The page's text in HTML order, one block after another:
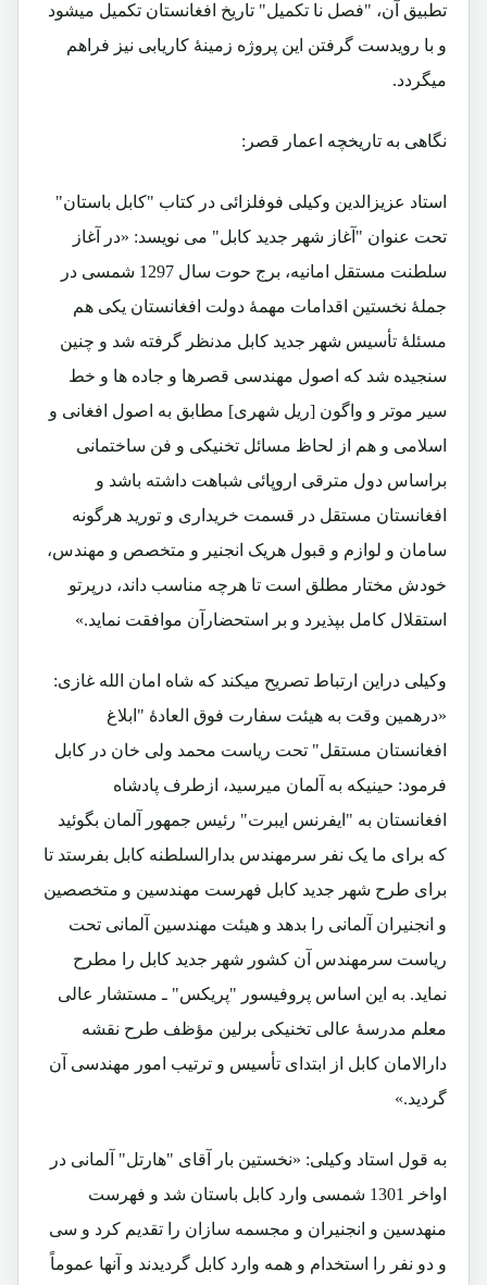
تطبیق آن، "فصل نا تکمیل" تاریخ افغانستان تکمیل میشود
و با رویدست گرفتن این پروژه زمینۀ کاریابی نیز فراهم
میگردد.
نگاهی به تاریخچه اعمار قصر:
استاد عزیزالدین وکیلی فوفلزائی در کتاب "کابل باستان"
تحت عنوان "آغاز شهر جدید کابل" می نویسد: «در آغاز
سلطنت مستقل امانیه، برج حوت سال 1297 شمسی در
جملۀ نخستین اقدامات مهمۀ دولت افغانستان یکی هم
مسئلۀ تأسیس شهر جدید کابل مدنظر گرفته شد و چنین
سنجیده شد که اصول مهندسی قصرها و جاده ها و خط
سیر موتر و واگون [ریل شهری] مطابق به اصول افغانی و
اسلامی و هم از لحاظ مسائل تخنیکی و فن ساختمانی
براساس دول مترقی اروپائی شباهت داشته باشد و
افغانستان مستقل در قسمت خریداری و تورید هرگونه
سامان و لوازم و قبول هریک انجنیر و متخصص و مهندس،
خودش مختار مطلق است تا هرچه مناسب داند، درپرتو
استقلال کامل بپذیرد و بر استحضارآن موافقت نماید.»
وکیلی دراین ارتباط تصریح میکند که شاه امان الله غازی:
«درهمین وقت به هیئت سفارت فوق العادۀ "ابلاغ
افغانستان مستقل" تحت ریاست محمد ولی خان در کابل
فرمود: حینیکه به آلمان میرسید، ازطرف پادشاه
افغانستان به "ایفرنس ایبرت" رئیس جمهور آلمان بگوئید
که برای ما یک نفر سرمهندس بدارالسلطنه کابل بفرستد تا
برای طرح شهر جدید کابل فهرست مهندسین و متخصصین
و انجنیران آلمانی را بدهد و هیئت مهندسین آلمانی تحت
ریاست سرمهندس آن کشور شهر جدید کابل را مطرح
نماید. به این اساس پروفیسور "پریکس" ـ مستشار عالی
معلم مدرسۀ عالی تخنیکی برلین مؤظف طرح نقشه
دارالامان کابل از ابتدای تأسیس و ترتیب امور مهندسی آن
گردید.»
به قول استاد وکیلی: «نخستین بار آقای "هارتل" آلمانی در
اواخر 1301 شمسی وارد کابل باستان شد و فهرست
منهدسین و انجنیران و مجسمه سازان را تقدیم کرد و سی
و دو نفر را استخدام و همه وارد کابل گردیدند و آنها عموماً